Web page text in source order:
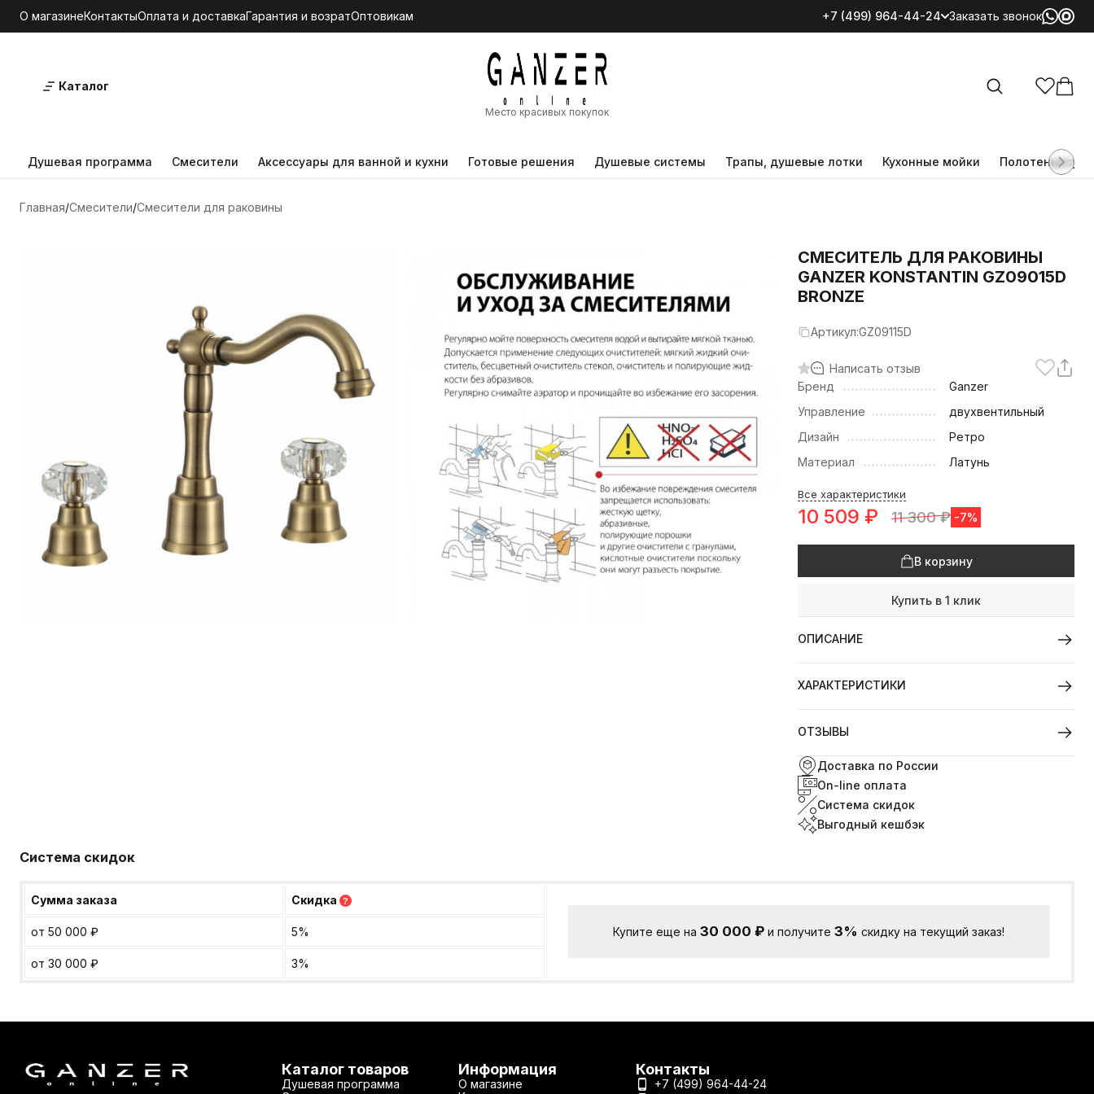
О магазинеКонтактыОплата и доставкаГарантия и возратОптовикам +7 (499) 964-44-24 Заказать звонок
Каталог
Место красивых покупок
Душевая программа Смесители Аксессуары для ванной и кухни Готовые решения Душевые системы Трапы, душевые лотки Кухонные мойки
Главная Смесители Смесители для раковины
CМЕСИТЕЛЬ ДЛЯ РАКОВИНЫ
GANZER KONSTANTIN GZ09015D
BRONZE
Артикул:GZ09115D
Написать отзыв
Бренд
Ganzer
Управление
двухвентильный
Дизайн
Ретро
Материал
Латунь
Все характеристики
10 509 ₽ 11 300₽ -7%
В корзину
Купить в 1 клик
ОПИСАНИЕ
ХАРАКТЕРИСТИКИ
ОТЗЫВЫ
Доставка по России
On-line оплата
Система скидок
Выгодный кешбэк
Система скидок
Сумма заказа Скидка ?
от 50 000 ₽ 5%
от 30 000 ₽ 3%
Купите еще на30 000₽ и получите3% скидку на текущий заказ!
Каталог товаров
Душевая программа
Информация
О магазине
Контакты
+7 (499) 964-44-24